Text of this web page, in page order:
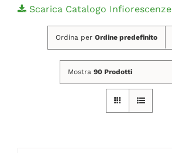
DELIVERY ROMA
Scarica Catalogo Infiorescenze
Ordina per Ordine predefinito
Mostra 90 Prodotti